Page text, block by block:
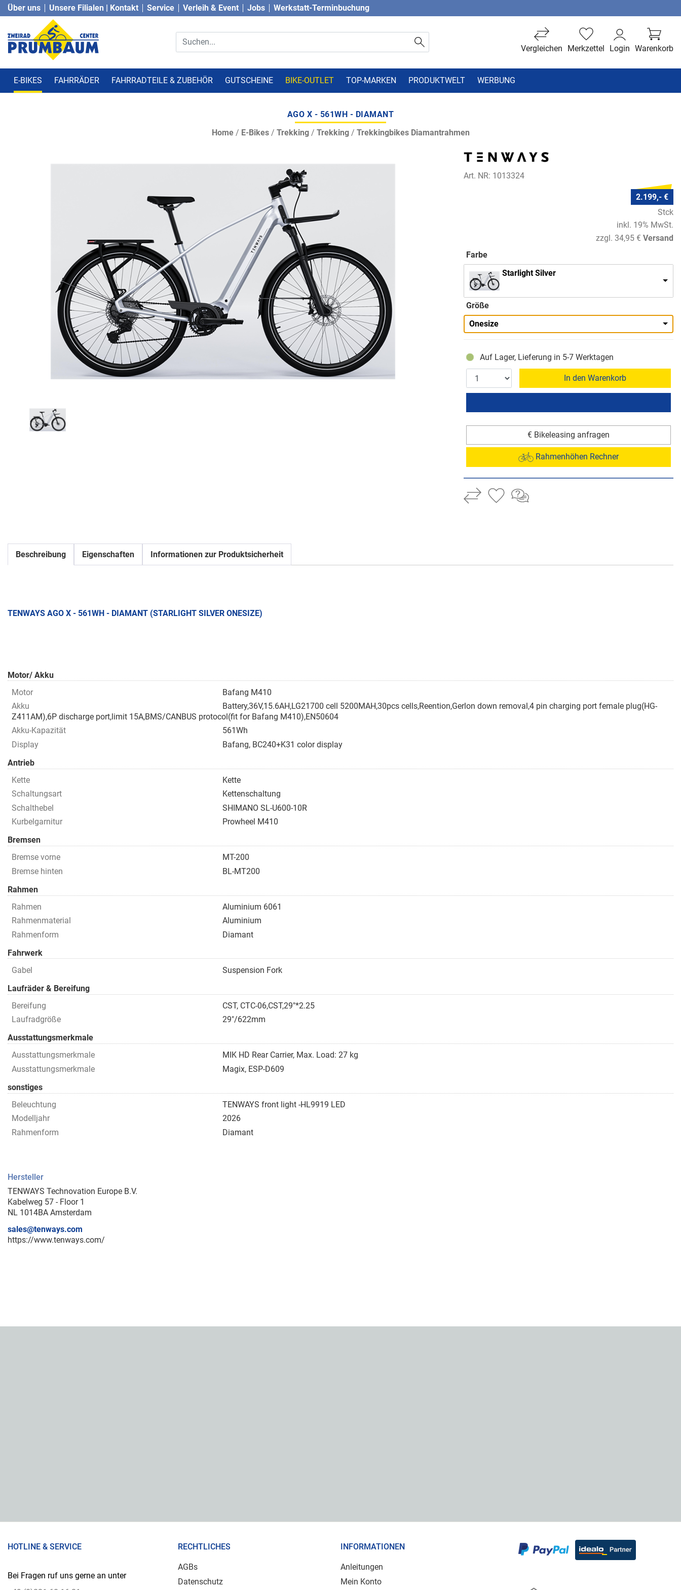
Über uns Unsere Filialen | Kontakt Service Verleih & Event Jobs Werkstatt-Terminbuchung
Warenkorb
Login
Merkzettel
Vergleichen
E-BIKES FAHRRÄDER FAHRRADTEILE & ZUBEHÖR GUTSCHEINE BIKE-OUTLET TOP-MARKEN PRODUKTWELT WERBUNG
AGO X - 561WH - DIAMANT
Home/ E-Bikes/ Trekking/ Trekking/ Trekkingbikes Diamantrahmen
Art. NR: 1013324
2.199,- €
Stck
inkl. 19% MwSt.
zzgl. 34,95 € Versand
Farbe
Starlight Silver
Größe
Onesize
Auf Lager, Lieferung in 5-7 Werktagen
In den Warenkorb
€ Bikeleasing anfragen
Rahmenhöhen Rechner
Beschreibung Eigenschaften Informationen zur Produktsicherheit
TENWAYS AGO X - 561WH - DIAMANT (STARLIGHT SILVER ONESIZE)
Motor/ Akku
Motor
Bafang M410
Akku
Battery,36V,15.6AH,LG21700 cell 5200MAH,30pcs cells,Reention,Gerlon down removal,4 pin charging port female plug(HG-
Z411AM),6P discharge port,limit 15A,BMS/CANBUS protocol(fit for Bafang M410),EN50604
Akku-Kapazität
561Wh
Display
Bafang, BC240+K31 color display
Antrieb
Kette
Kette
Schaltungsart
Kettenschaltung
Schalthebel
SHIMANO SL-U600-10R
Kurbelgarnitur
Prowheel M410
Bremsen
Bremse vorne
MT-200
Bremse hinten
BL-MT200
Rahmen
Rahmen
Aluminium 6061
Rahmenmaterial
Aluminium
Rahmenform
Diamant
Fahrwerk
Gabel
Suspension Fork
Laufräder & Bereifung
Bereifung
CST, CTC-06,CST,29"*2.25
Laufradgröße
29"/622mm
Ausstattungsmerkmale
Ausstattungsmerkmale
MIK HD Rear Carrier, Max. Load: 27 kg
Ausstattungsmerkmale
Magix, ESP-D609
sonstiges
Beleuchtung
TENWAYS front light -HL9919 LED
Modelljahr
2026
Rahmenform
Diamant
Hersteller
TENWAYS Technovation Europe B.V.
Kabelweg 57 - Floor 1
NL 1014BA Amsterdam
sales@tenways.com
https://www.tenways.com/
HOTLINE & SERVICE
Bei Fragen ruf uns gerne an unter
RECHTLICHES
AGBs
Datenschutz
INFORMATIONEN
Anleitungen
Mein Konto